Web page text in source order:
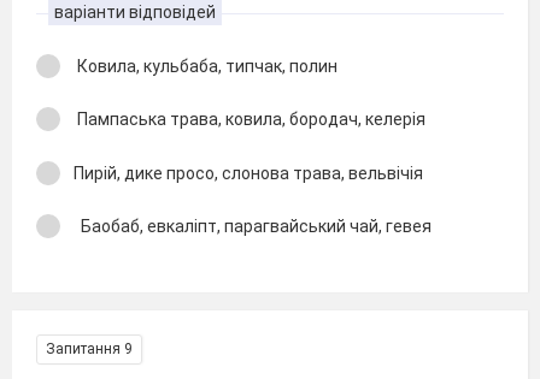
варіанти відповідей
Ковила, кульбаба, типчак, полин
Пампаська трава, ковила, бородач, келерія
Пирій, дике просо, слонова трава, вельвічія
Баобаб, евкаліпт, парагвайський чай, гевея
Запитання 9